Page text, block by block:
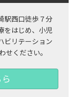
駅西口徒歩７分
をはじめ、小児
ビリテーション
せください。